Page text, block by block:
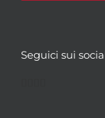
Seguici sui